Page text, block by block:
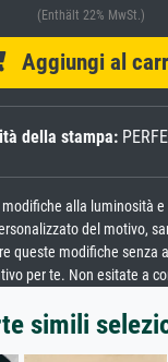
(Enthält 22% MwSt.)
Aggiungi al
della stampa:
alla luminosità e
del motivo,
queste modifiche senza
per te. Non esitate a
simili